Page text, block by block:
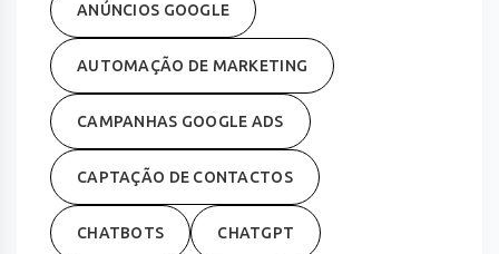
ANÚNCIOS GOOGLE
AUTOMAÇÃO DE MARKETING
CAMPANHAS GOOGLE ADS
CAPTAÇÃO DE CONTACTOS
CHATBOTS CHATGPT